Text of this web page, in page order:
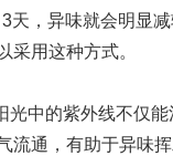
天，异味就会明显减
采用这种方式。
光中的紫外线不仅
流通，有助于异味